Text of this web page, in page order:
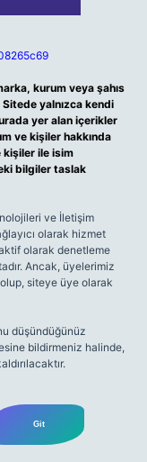
kurum veya şahıs
yalnızca kendi
yer alan içerikler
ve kişiler hakkında
kişiler ile isim
bilgiler taslak
ve İletişim
olarak hizmet
olarak denetleme
Ancak, üyelerimiz
siteye üye olarak
düşündüğünüz
bildirmeniz halinde,